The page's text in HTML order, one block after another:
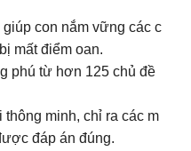
con nắm vững các c
mất điểm oan.
phú từ hơn 125 chủ đề
minh, chỉ ra các m
đáp án đúng.